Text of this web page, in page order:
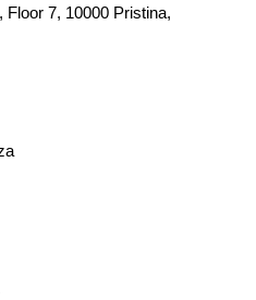
7, 10000 Pristina,